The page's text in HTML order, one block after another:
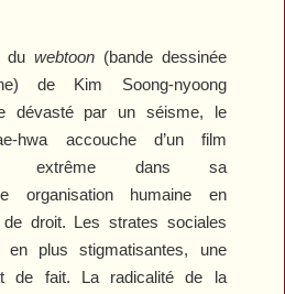
du webtoon(bande dessinée
de Kim Soong-nyoong
dévasté par un séisme, le
hwa accouche d’un film
extrême dans sa
organisation humaine en
droit. Les strates sociales
en plus stigmatisantes, une
de fait. La radicalité de la